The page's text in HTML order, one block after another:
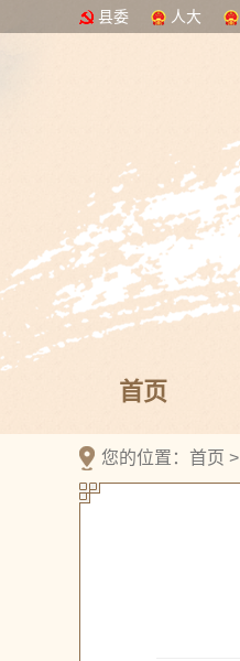
县委 人大
首页
您的位置： 首页 >